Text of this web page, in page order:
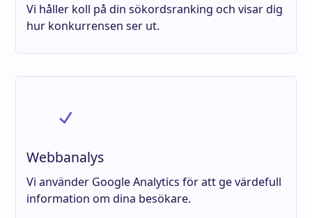
Vi håller koll på din sökordsranking och visar dig
hur konkurrensen ser ut.
Webbanalys
Vi använder Google Analytics för att ge värdefull
information om dina besökare.